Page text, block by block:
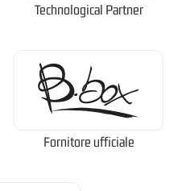
Technological Partner
Fornitore ufficiale